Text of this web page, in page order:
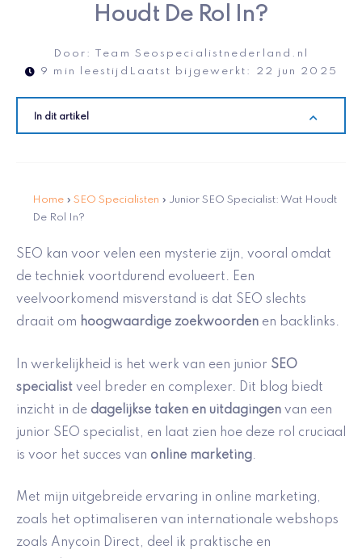
Houdt De Rol In?
Door:
Team Seospecialistnederland.nl
9 min leestijd Laatst bijgewerkt: 22 jun 2025
In dit artikel
Home » SEO Specialisten » Junior SEO Specialist: Wat Houdt
De Rol In?
SEO kan voor velen een mysterie zijn, vooral omdat
de techniek voortdurend evolueert. Een
veelvoorkomend misverstand is dat SEO slechts
draait om hoogwaardige zoekwoorden en backlinks.
In werkelijkheid is het werk van een junior SEO
specialist veel breder en complexer. Dit blog biedt
inzicht in de dagelijkse taken en uitdagingen van een
junior SEO specialist, en laat zien hoe deze rol cruciaal
is voor het succes van online marketing.
Met mijn uitgebreide ervaring in online marketing,
zoals het optimaliseren van internationale webshops
zoals Anycoin Direct, deel ik praktische en